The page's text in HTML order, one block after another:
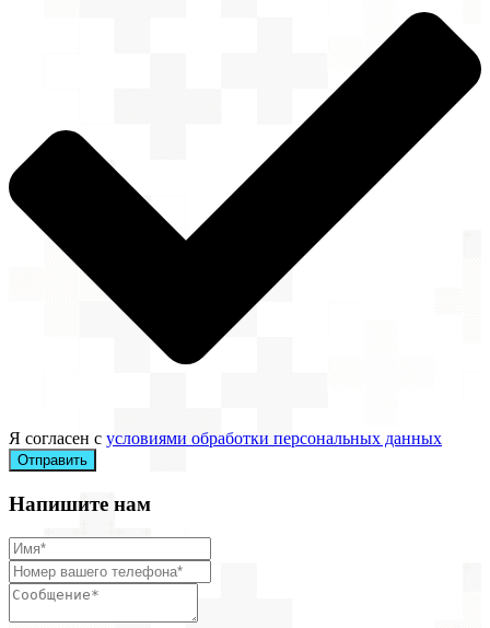
Я согласен с условиями обработки персональных данных
Отправить
Напишите нам